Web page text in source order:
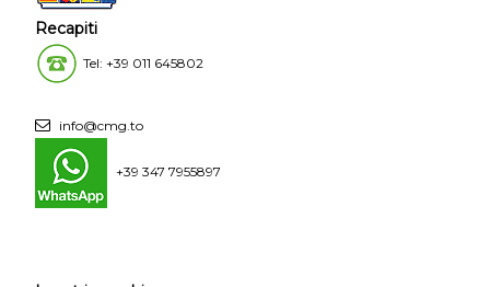
Recapiti
Tel: +39 011 645802
info@cmg.to
+39 347 7955897